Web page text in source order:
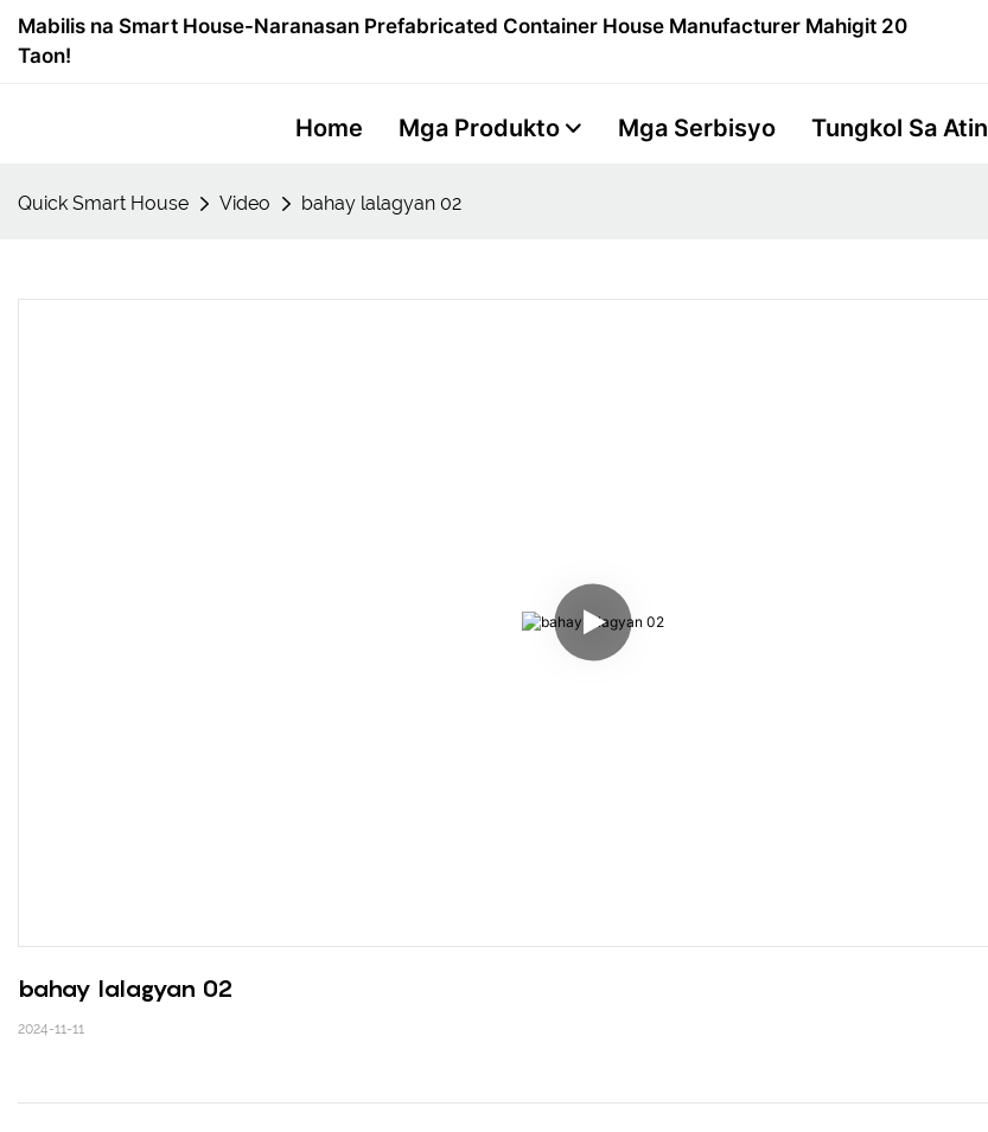
Mabilis na Smart House-Naranasan Prefabricated Container House Manufacturer Mahigit 20
Taon!
Home Mga Produkto Mga Serbisyo Tungkol Sa Atin
Quick Smart House Video bahay lalagyan 02
bahay lalagyan 02
2024-11-11